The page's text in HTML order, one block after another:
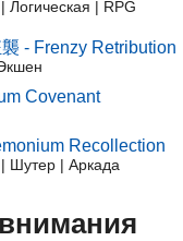
Логическая | RPG
- Frenzy Retribution
Covenant
Recollection
Шутер | Аркада